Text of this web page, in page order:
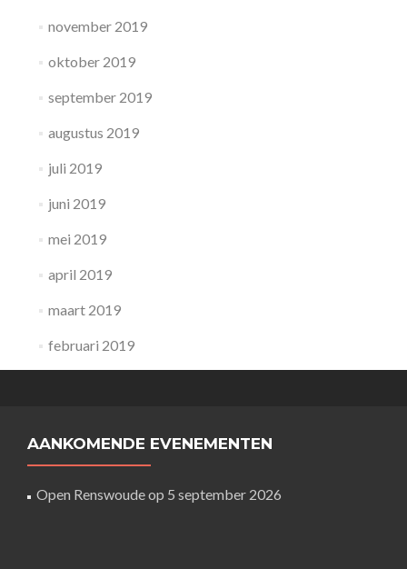
november 2019
oktober 2019
september 2019
augustus 2019
juli 2019
juni 2019
mei 2019
april 2019
maart 2019
februari 2019
AANKOMENDE EVENEMENTEN
Open Renswoudeop 5 september 2026